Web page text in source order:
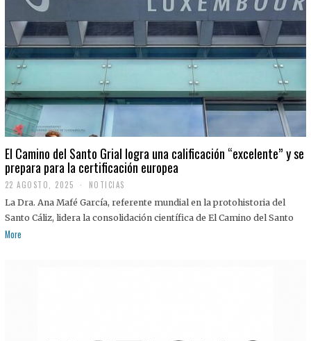
El Camino del Santo Grial logra una calificación “excelente” y se
prepara para la certificación europea
22 AGOSTO, 2025
2
A
G
NOTICIAS
La Dra. Ana Mafé García, referente mundial en la protohistoria del
Santo Cáliz, lidera la consolidación científica de El Camino del Santo
More